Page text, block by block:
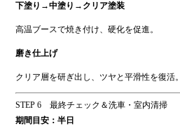
下塗り→中塗り→クリア塗装
高温ブースで焼き付け、硬化を促進。
磨き仕上げ
クリア層を研ぎ出し、ツヤと平滑性を復活。
STEP 6 最終チェック＆洗車・室内清掃
期間目安：半日